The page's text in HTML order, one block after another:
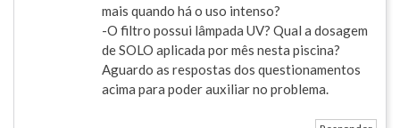
mais quando há o uso intenso?
-O filtro possui lâmpada UV? Qual a dosagem
de SOLO aplicada por mês nesta piscina?
Aguardo as respostas dos questionamentos
acima para poder auxiliar no problema.